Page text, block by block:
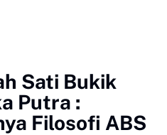
Sati Bukik
Putra :
Filosofi ABS